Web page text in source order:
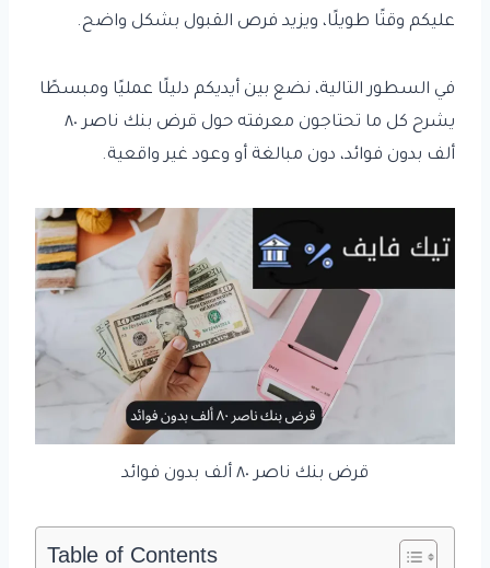
عليكم وقتًا طويلًا، ويزيد فرص القبول بشكل واضح.
في السطور التالية، نضع بين أيديكم دليلًا عمليًا ومبسطًا
يشرح كل ما تحتاجون معرفته حول قرض بنك ناصر ٨٠
ألف بدون فوائد، دون مبالغة أو وعود غير واقعية.
قرض بنك ناصر ٨٠ ألف بدون فوائد
Table of Contents